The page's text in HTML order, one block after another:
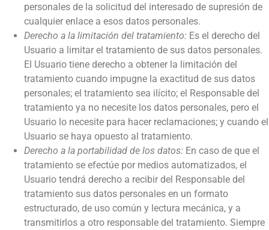
personales de la solicitud del interesado de supresión de
cualquier enlace a esos datos personales.
Derecho a la limitación del tratamiento: Es el derecho del
Usuario a limitar el tratamiento de sus datos personales.
El Usuario tiene derecho a obtener la limitación del
tratamiento cuando impugne la exactitud de sus datos
personales; el tratamiento sea ilícito; el Responsable del
tratamiento ya no necesite los datos personales, pero el
Usuario lo necesite para hacer reclamaciones; y cuando el
Usuario se haya opuesto al tratamiento.
Derecho a la portabilidad de los datos: En caso de que el
tratamiento se efectúe por medios automatizados, el
Usuario tendrá derecho a recibir del Responsable del
tratamiento sus datos personales en un formato
estructurado, de uso común y lectura mecánica, y a
transmitirlos a otro responsable del tratamiento. Siempre